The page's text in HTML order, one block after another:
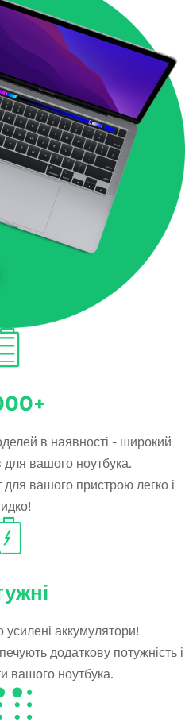
в наявності - широкий
для вашого ноутбука.
для вашого пристрою легко і
аккумулятори!
додаткову потужність і
вашого ноутбука.